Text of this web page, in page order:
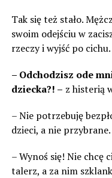
Tak się też stało.
swoim odejściu w
rzeczy i wyjść po
– Odchodzisz ode
dziecka?! – z histerią
– Nie potrzebuję
dzieci, a nie przybrane.
– Wynoś się! Nie chcę
talerz, a za nim